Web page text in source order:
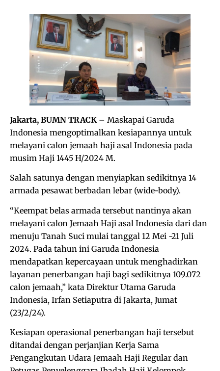
Jakarta, BUMN TRACK – Maskapai Garuda
Indonesia mengoptimalkan kesiapannya untuk
melayani calon jemaah haji asal Indonesia pada
musim Haji 1445 H/2024 M.
Salah satunya dengan menyiapkan sedikitnya 14
armada pesawat berbadan lebar (wide-body).
“Keempat belas armada tersebut nantinya akan
melayani calon Jemaah Haji asal Indonesia dari dan
menuju Tanah Suci mulai tanggal 12 Mei -21 Juli
2024. Pada tahun ini Garuda Indonesia
mendapatkan kepercayaan untuk menghadirkan
layanan penerbangan haji bagi sedikitnya 109.072
calon jemaah,” kata Direktur Utama Garuda
Indonesia, Irfan Setiaputra di Jakarta, Jumat
(23/2/24).
Kesiapan operasional penerbangan haji tersebut
ditandai dengan perjanjian Kerja Sama
Pengangkutan Udara Jemaah Haji Regular dan